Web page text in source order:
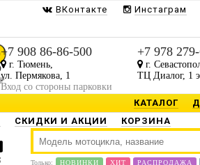
ВКонтакте Инстаграм
+7 908 86-86-500
г. Тюмень,
ул. Пермякова, 1
Вход со стороны парковки
+7 978
г.
ТЦ Диалог, 1
КАТАЛОГ
СКИДКИ И АКЦИИ КОРЗИНА
Только: НОВИНКИ ХИТ РАСПРОДАЖА